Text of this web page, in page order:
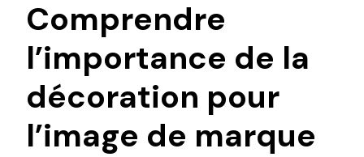
Comprendre
l’importance de la
décoration pour
l’image de marque